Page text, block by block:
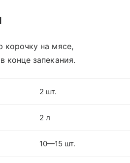
корочку на мясе,
конце запекания.
2 шт.
2 л
10—15 шт.